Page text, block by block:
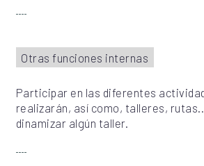
Otras funciones internas
Participar en las diferentes
realizarán, así como, talleres,
dinamizar algún taller.